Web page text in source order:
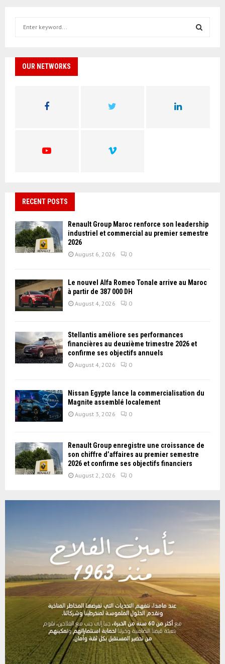
h
OUR NETWORKS
RECENT POSTS
Renault Group Maroc renforce son leadership
industriel et commercial au premier semestre
2026
August 6, 2026 0
Le nouvel Alfa Romeo Tonale arrive au Maroc
à partir de 387 000 DH
August 4, 2026 0
Stellantis améliore ses performances
financières au deuxième trimestre 2026 et
confirme ses objectifs annuels
August 4, 2026 0
Nissan Égypte lance la commercialisation du
Magnite assemblé localement
August 3, 2026 0
Renault Group enregistre une croissance de
son chiffre d’affaires au premier semestre
2026 et confirme ses objectifs financiers
August 2, 2026 0